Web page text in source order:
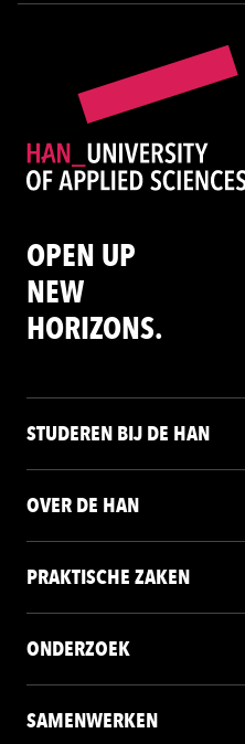
OPEN UP
NEW
HORIZONS.
STUDEREN BIJ DE HAN
OVER DE HAN
PRAKTISCHE ZAKEN
ONDERZOEK
SAMENWERKEN